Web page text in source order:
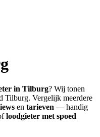
in Tilburg? Wij tonen
Tilburg. Vergelijk meerdere
en tarieven — handig
loodgieter met spoed